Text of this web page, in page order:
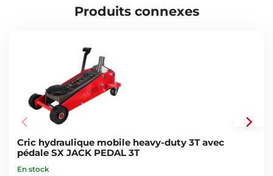
Diamètre : 105 mm
Hauteur : 11,5 mmProduits connexes
Cric hydraulique mobile heavy-duty 3T avec
pédale SX JACK PEDAL 3T
En stock